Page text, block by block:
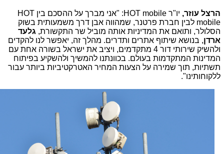
הרצל עוזר,יו"רHOT mobile: "אני מברך על ההסכם בין HOT
mobileלבין חברת פרטנר, שמהווה אבן דרך משמעותית בשוק
הסלולר, ותואם את המדיניות אותה מוביל שר התקשורת, גלעד
ארדן, בנושא שיתוף אתרים ותדרים. מהלך זה, יאפשר לנו להקדים
ולהשיק שירותי דור 4 מתקדמים, ויציב את ישראל בשורה אחת עם
המדינות המתקדמות בעולם. בכוונתנו להמשיך ולהשקיע בפיתוח
תשתיות, תוך שמירה על הצעות המחיר האטרקטיביות ביותר עבור
ללקוחותינו".